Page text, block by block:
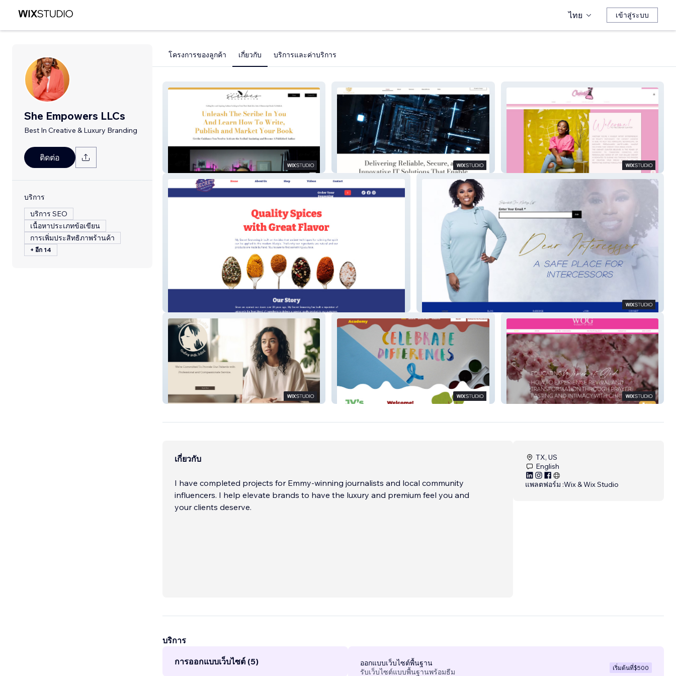
ไทย เข้าสู่ระบบ
She Empowers LLCs
Best In Creative & Luxury Branding
ติดต่อ
บริการ
บริการ SEO
เนื้อหาประเภทข้อเขียน
การเพิ่มประสิทธิภาพร้านค้า
+ อีก 14
โครงการของลูกค้า เกี่ยวกับ บริการและค่าบริการ
Scribes Collective TiiPro Tech TheChemistCurator
My Secret Seasonings Dear Intercessor
Assured Psychiatry Women of God
เกี่ยวกับ
I have completed projects for Emmy-winning journalists and local community
influencers. I help elevate brands to have the luxury and premium feel you and
your clients deserve.
TX, US
English
แพลตฟอร์ม :Wix & Wix Studio
บริการ
การออกแบบเว็บไซต์ (5)
ออกแบบเว็บไซต์พื้นฐาน
รับเว็บไซต์แบบพื้นฐานพร้อมธีม
เริ่มต้นที่$500